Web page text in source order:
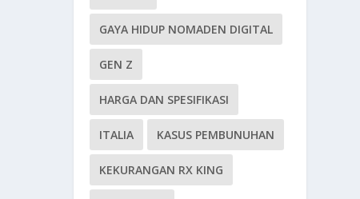
GAYA HIDUP NOMADEN DIGITAL
GEN Z
HARGA DAN SPESIFIKASI
ITALIA KASUS PEMBUNUHAN
KEKURANGAN RX KING